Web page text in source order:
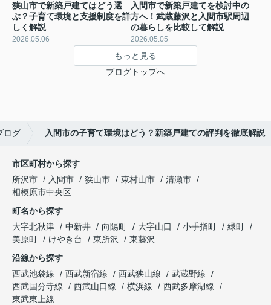
狭山市で新築戸建てはどう選
ぶ？子育て環境と支援制度を詳
しく解説
2026.05.06
入間市で新築戸建てを検討中の
方へ！武蔵藤沢と入間市駅周辺
の暮らしを比較して解説
2026.05.05
もっと見る
ブログトップへ
ログ 入間市の子育て環境はどう？新築戸建ての評判を徹底解説
市区町村から探す
所沢市
入間市 狭山市 東村山市
清瀬市
相模原市中央区
町名から探す
大字北秋津
中新井 向陽町 大字山口 小手指町
緑町
美原町
けやき台 東所沢
東藤沢
沿線から探す
西武池袋線
西武新宿線 西武狭山線
武蔵野線
西武国分寺線
西武山口線 横浜線
西武多摩湖線
東武東上線